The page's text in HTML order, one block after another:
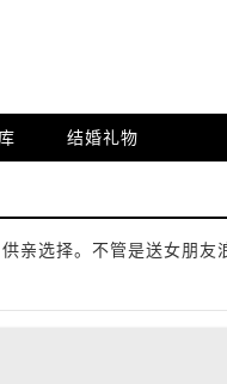
结婚礼物
亲选择。不管是送女朋友